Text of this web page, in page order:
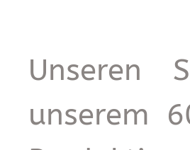
Unseren
unserem